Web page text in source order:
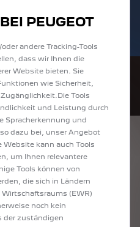
In-Hybride. Mehr
>>
Leasingraten
SIE
IN
PEUGEOT
andere Tracking-Tools
dass wir Ihnen die
Website bieten. Sie
wie Sicherheit,
Tools
und Leistung durch
Spracherkennung und
dazu bei, unser Angebot
Website kann auch Tools
um Ihnen relevantere
Tools können von
die sich in Ländern
(EWR)
noch kein
der zuständigen